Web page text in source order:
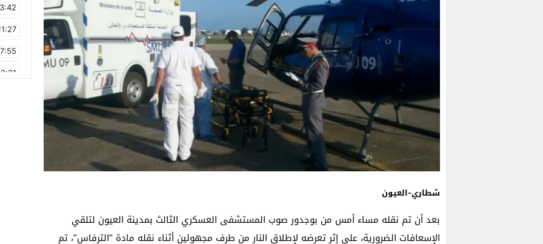
شطاري-العيون
بعد أن تم نقله مساء أمس من بوجدور صوب المستشفى العسكري الثالث بمدينة العيون لتلقي
الإسعافات الضرورية، على إثر تعرضه لإطلاق النار من طرف مجهولين أثناء نقله مادة “الترفاس”، تم